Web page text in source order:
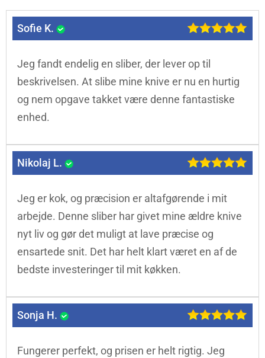
Sofie K.
Jeg fandt endelig en sliber, der lever op til
beskrivelsen. At slibe mine knive er nu en hurtig
og nem opgave takket være denne fantastiske
enhed.
Nikolaj L.
Jeg er kok, og præcision er altafgørende i mit
arbejde. Denne sliber har givet mine ældre knive
nyt liv og gør det muligt at lave præcise og
ensartede snit. Det har helt klart været en af de
bedste investeringer til mit køkken.
Sonja H.
Fungerer perfekt, og prisen er helt rigtig. Jeg